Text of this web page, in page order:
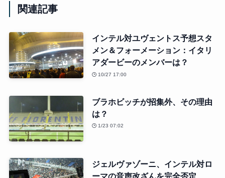
関連記事
インテル対ユヴェントス予想スタ
メン＆フォーメーション：イタリ
アダービーのメンバーは？
10/27 17:00
ブラホビッチが招集外、その理由
は？
1/23 07:02
ジェルヴァゾーニ、インテル対ロ
ーマの音声改ざんを完全否定